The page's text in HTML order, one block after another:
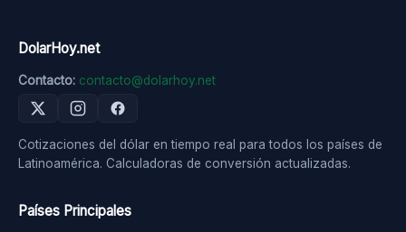
DolarHoy.net
Contacto: contacto@dolarhoy.net
Cotizaciones del dólar en tiempo real para todos los países de
Latinoamérica. Calculadoras de conversión actualizadas.
Países Principales